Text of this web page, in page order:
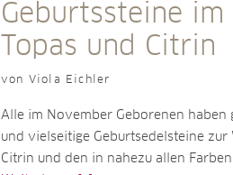
Geburtssteine
Topas und Citrin
von Viola Eichler
Alle im November Geborenen haben
und vielseitige Geburtsedelsteine zur
Citrin und den in nahezu allen